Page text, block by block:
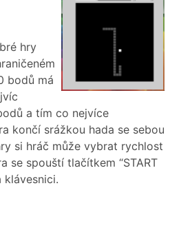
hry
bodů má
a tím co nejvíce
končí srážkou hada se sebou
si hráč může vybrat rychlost
se spouští tlačítkem “START
klávesnici.